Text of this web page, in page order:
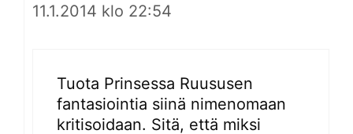
11.1.2014 klo 22:54
Tuota Prinsessa Ruususen
fantasiointia siinä nimenomaan
kritisoidaan. Sitä, että miksi